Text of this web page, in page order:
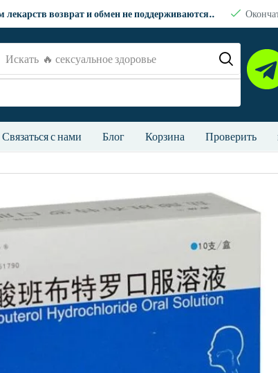
лекарств возврат и обмен не поддерживаются..
Искать 🔥рецепт
Связаться с нами Блог Корзина Проверить